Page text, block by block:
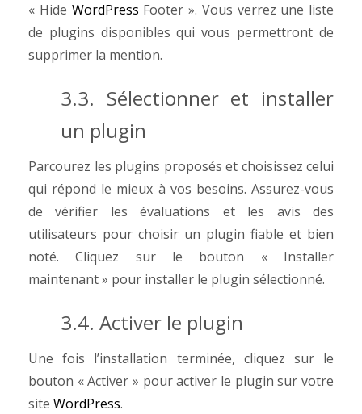
« Hide WordPress Footer ». Vous verrez une liste
de plugins disponibles qui vous permettront de
supprimer la mention.
3.3. Sélectionner et installer
un plugin
Parcourez les plugins proposés et choisissez celui
qui répond le mieux à vos besoins. Assurez-vous
de vérifier les évaluations et les avis des
utilisateurs pour choisir un plugin fiable et bien
noté. Cliquez sur le bouton « Installer
maintenant » pour installer le plugin sélectionné.
3.4. Activer le plugin
Une fois l’installation terminée, cliquez sur le
bouton « Activer » pour activer le plugin sur votre
site WordPress.